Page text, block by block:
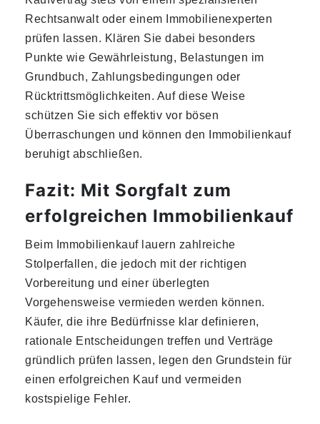
Rechtsanwalt oder einem Immobilienexperten
prüfen lassen. Klären Sie dabei besonders
Punkte wie Gewährleistung, Belastungen im
Grundbuch, Zahlungsbedingungen oder
Rücktrittsmöglichkeiten. Auf diese Weise
schützen Sie sich effektiv vor bösen
Überraschungen und können den Immobilienkauf
beruhigt abschließen.
Fazit: Mit Sorgfalt zum
erfolgreichen Immobilienkauf
Beim Immobilienkauf lauern zahlreiche
Stolperfallen, die jedoch mit der richtigen
Vorbereitung und einer überlegten
Vorgehensweise vermieden werden können.
Käufer, die ihre Bedürfnisse klar definieren,
rationale Entscheidungen treffen und Verträge
gründlich prüfen lassen, legen den Grundstein für
einen erfolgreichen Kauf und vermeiden
kostspielige Fehler.